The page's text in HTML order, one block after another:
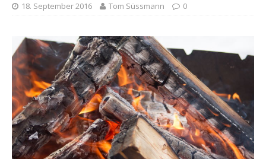
18. September 2016 Tom Süssmann 0